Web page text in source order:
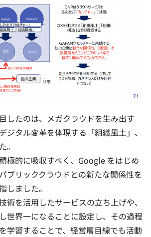
したのは、メガクラウドを生み出す
ジタル変革を体現する「組織風土」、
。
極的に吸収すべく、Google をはじめ
ブリッククラウドとの新たな関係性を
しました。
術を活用したサービスの立ち上げや、
世界一になることに設定し、その過程
学習することで、経営層目線でも活動